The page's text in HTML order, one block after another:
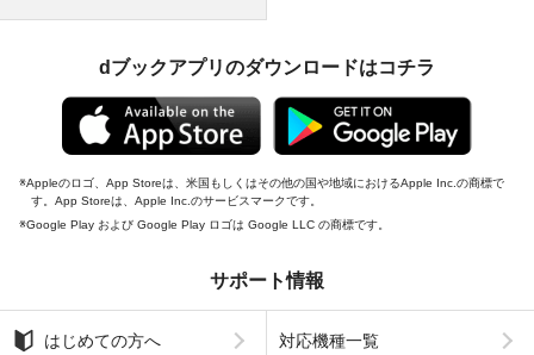
dブックアプリのダウンロードはコチラ
Appleのロゴ、App Storeは、米国もしくはその他の国や地域におけるApple Inc.の商標で
す。App Storeは、Apple Inc.のサービスマークです。
Google Play および Google Play ロゴは Google LLC の商標です。
サポート情報
はじめての方へ 対応機種一覧